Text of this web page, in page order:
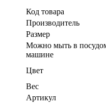
Код товара
Производитель
Размер
Можно мыть в
машине
Цвет
Вес
Артикул